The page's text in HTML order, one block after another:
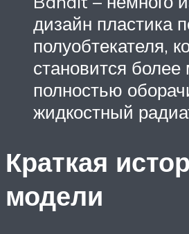
дизайн пластика
полуобтекателя,
становится
полностью
жидкостный
Краткая
модели